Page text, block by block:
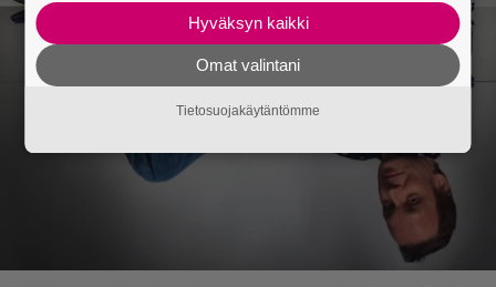
Hyväksyn kaikki
Omat valintani
Tietosuojakäytäntömme